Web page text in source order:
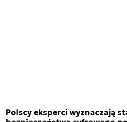
Polscy eksperci wyznaczają